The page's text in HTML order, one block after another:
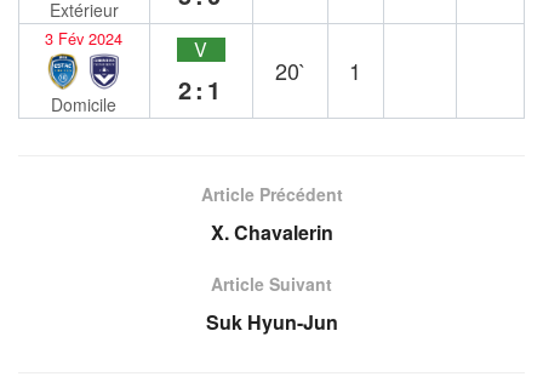
Extérieur
3 Fév 2024
Domicile
V
2:1
20` 1
Article Précédent
X. Chavalerin
Article Suivant
Suk Hyun-Jun